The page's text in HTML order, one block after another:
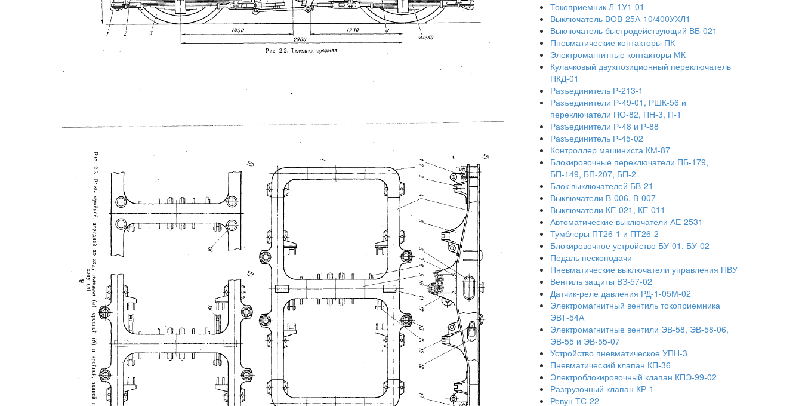
Токоприемник Л-1У1-01
Выключатель ВОВ-25А-10/400УХЛ1
Выключатель быстродействующий ВБ-021
Пневматические контакторы ПК
Электромагнитные контакторы МК
Кулачковый двухпозиционный переключатель
ПКД-01
Разъединитель Р-213-1
Разъединители Р-49-01, РШК-56 и
переключатели ПО-82, ПН-3, П-1
Разъединители Р-48 и Р-88
Разъединитель Р-45-02
Контроллер машиниста КМ-87
Блокировочные переключатели ПБ-179,
БП-149, БП-207, БП-2
Блок выключателей БВ-21
Выключатели В-006, В-007
Выключатели КЕ-021, КЕ-011
Автоматические выключатели АЕ-2531
Тумблеры ПТ26-1 и ПТ26-2
Блокировочное устройство БУ-01, БУ-02
Педаль пескоподачи
Пневматические выключатели управления ПВУ
Вентиль защиты ВЗ-57-02
Датчик-реле давления РД-1-05М-02
Электромагнитный вентиль токоприемника
ЭВТ-54А
Электромагнитные вентили ЭВ-58, ЭВ-58-06,
ЭВ-55 и ЭВ-55-07
Устройство пневматическое УПН-3
Пневматический клапан КП-36
Электроблокировочный клапан КПЭ-99-02
Разгрузочный клапан КР-1
Ревун ТС-22